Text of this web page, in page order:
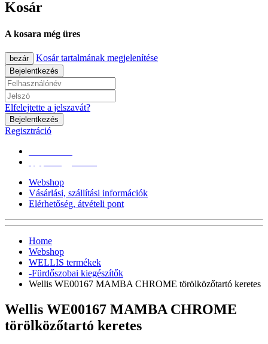
Kosár
A kosara még üres
bezár Kosár tartalmának megjelenítése
Bejelentkezés
Elfelejtette a jelszavát?
Bejelentkezés
Regisztráció
Webshop
Vásárlási, szállítási információk
Elérhetőség, átvételi pont
Home
Webshop
WELLIS termékek
-Fürdőszobai kiegészítők
Wellis WE00167 MAMBA CHROME törölközőtartó keretes
Wellis WE00167 MAMBA CHROME
törölközőtartó keretes